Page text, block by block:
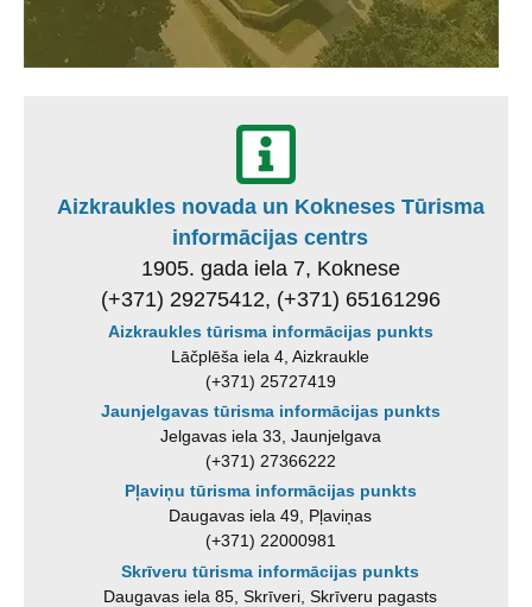
Aizkraukles novada un Kokneses Tūrisma
informācijas centrs
1905. gada iela 7, Koknese
(+371) 29275412, (+371) 65161296
Aizkraukles tūrisma informācijas punkts
Lāčplēša iela 4, Aizkraukle
(+371) 25727419
Jaunjelgavas tūrisma informācijas punkts
Jelgavas iela 33, Jaunjelgava
(+371) 27366222
Pļaviņu tūrisma informācijas punkts
Daugavas iela 49, Pļaviņas
(+371) 22000981
Skrīveru tūrisma informācijas punkts
Daugavas iela 85, Skrīveri, Skrīveru pagasts